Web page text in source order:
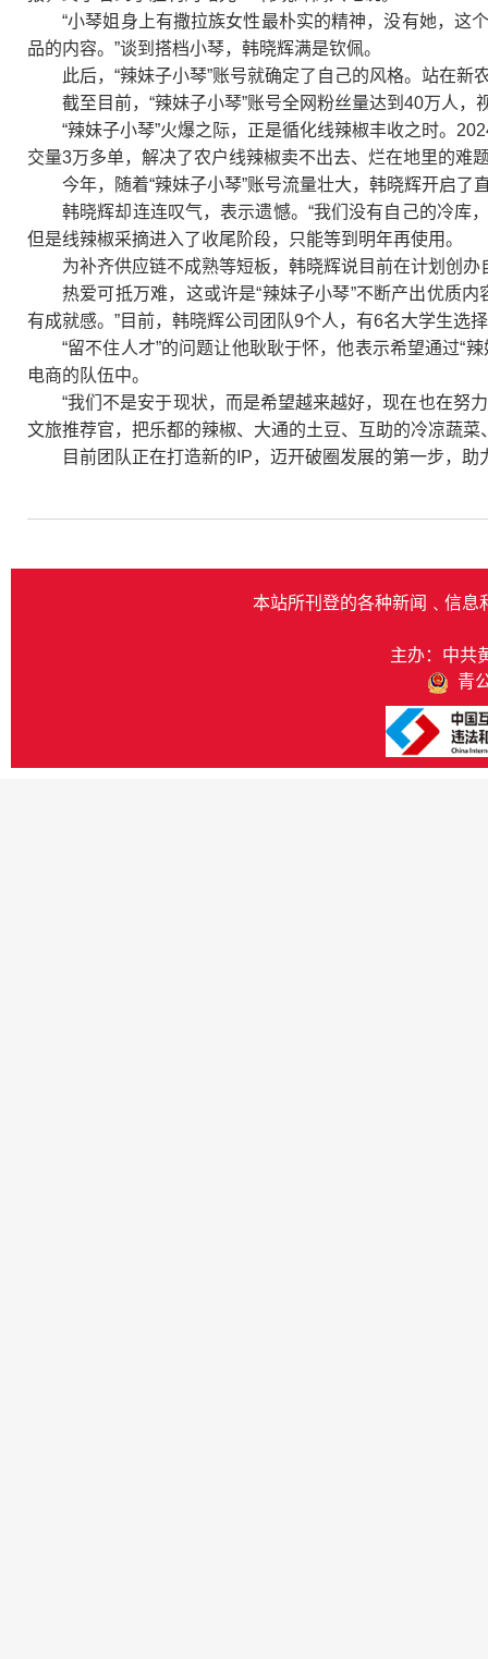
“小琴姐身上有撒拉族女性最朴实的精神，没有她，这
品的内容。”谈到搭档小琴，韩晓辉满是钦佩。
此后，“辣妹子小琴”账号就确定了自己的风格。站在
截至目前，“辣妹子小琴”账号全网粉丝量达到40万人
“辣妹子小琴”火爆之际，正是循化线辣椒丰收之时。
交量3万多单，解决了农户线辣椒卖不出去、烂在地里的难
今年，随着“辣妹子小琴”账号流量壮大，韩晓辉开启
韩晓辉却连连叹气，表示遗憾。“我们没有自己的冷库
但是线辣椒采摘进入了收尾阶段，只能等到明年再使用。
为补齐供应链不成熟等短板，韩晓辉说目前在计划创
热爱可抵万难，这或许是“辣妹子小琴”不断产出优质
有成就感。”目前，韩晓辉公司团队9个人，有6名大学生选
“留不住人才”的问题让他耿耿于怀，他表示希望通过“
电商的队伍中。
“我们不是安于现状，而是希望越来越好，现在也在努
文旅推荐官，把乐都的辣椒、大通的土豆、互助的冷凉蔬
目前团队正在打造新的IP，迈开破圈发展的第一步，
本站所刊登的各种新闻﹑信息
主办：中共
青